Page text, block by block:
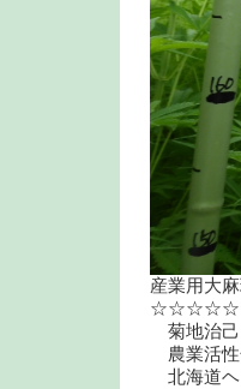
産業用大
菊地治己
農業活性
北海道ヘ